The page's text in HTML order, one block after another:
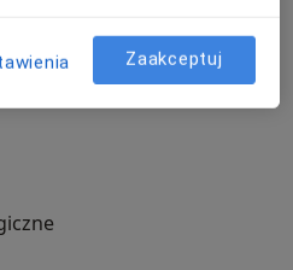
Zaakceptuj